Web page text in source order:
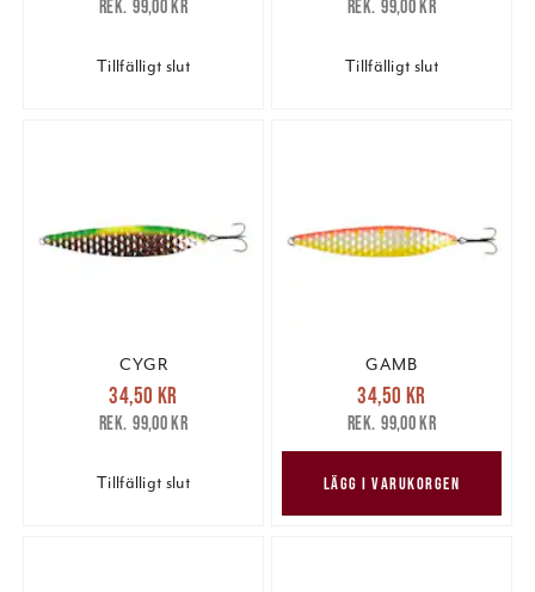
99,00 kr
99,00 kr
Tillfälligt slut
99,00 kr
99,00 kr
Tillfälligt slut
CYGR
Nuvarande pris
34,50 krTidigare pris
99,00 kr
34,50 kr
99,00 kr
Tillfälligt slut
GAMB
Nuvarande pris
34,50 krTidigare pris
99,00 kr
34,50 kr
99,00 kr
LÄGG I VARUKORGEN